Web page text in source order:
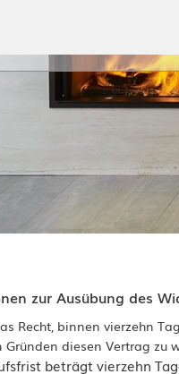
zur Ausübung des
Recht, binnen vierzehn
diesen Vertrag zu
beträgt vierzehn